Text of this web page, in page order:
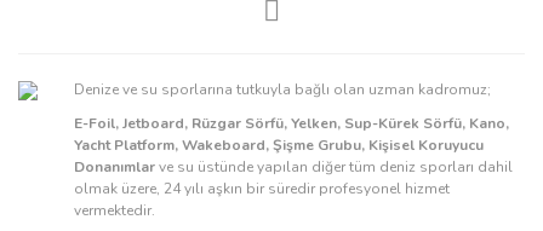
Denize ve su sporlarına tutkuyla bağlı olan uzman kadromuz;
E-Foil, Jetboard, Rüzgar Sörfü, Yelken, Sup-Kürek Sörfü, Kano,
Yacht Platform, Wakeboard, Şişme Grubu, Kişisel Koruyucu
Donanımlarve su üstünde yapılan diğer tüm deniz sporları dahil
olmak üzere, 24 yılı aşkın bir süredir profesyonel hizmet
vermektedir.